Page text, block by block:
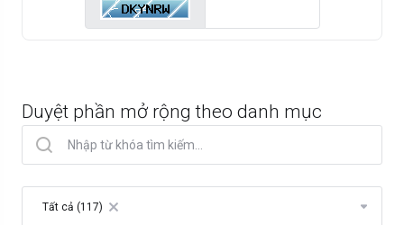
Duyệt phần mở rộng theo danh mục
Tất cả (117) ×